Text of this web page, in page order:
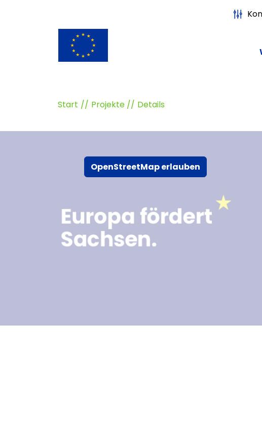
Start Projekte Details
OpenStreetMap erlauben